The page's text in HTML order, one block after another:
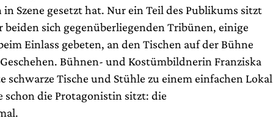
in Szene gesetzt hat. Nur ein Teil des Publikums sitzt
beiden sich gegenüberliegenden Tribünen, einige
Einlass gebeten, an den Tischen auf der Bühne
Bühnen- und Kostümbildnerin Franziska
schwarze Tische und Stühle zu einem einfachen Lokal
die Protagonistin sitzt: die